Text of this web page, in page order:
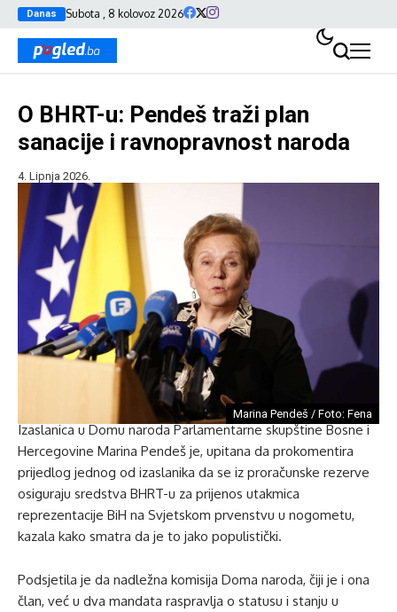
Danas Subota , 8 kolovoz 2026
O BHRT-u: Pendeš traži plan
sanacije i ravnopravnost naroda
4. Lipnja 2026.
Marina Pendeš / Foto: Fena
Izaslanica u Domu naroda Parlamentarne skupštine Bosne i
Hercegovine Marina Pendeš je, upitana da prokomentira
prijedlog jednog od izaslanika da se iz proračunske rezerve
osiguraju sredstva BHRT-u za prijenos utakmica
reprezentacije BiH na Svjetskom prvenstvu u nogometu,
kazala kako smatra da je to jako populistički.
Podsjetila je da nadležna komisija Doma naroda, čiji je i ona
član, već u dva mandata raspravlja o statusu i stanju u